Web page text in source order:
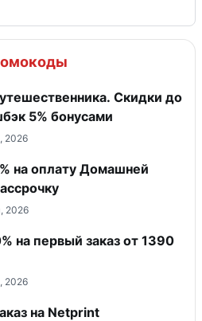
Скидки до
5% бонусами
2026
на оплату Домашней
2026
на первый заказ от 1390
2026
на Netprint